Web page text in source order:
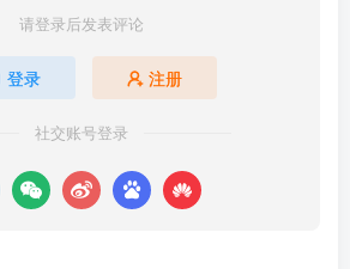
请登录后发表评论
登录 注册
社交账号登录